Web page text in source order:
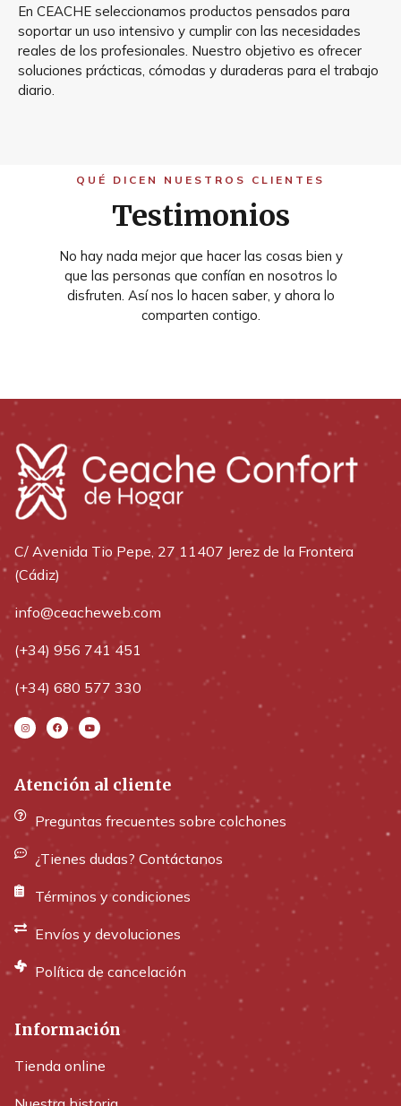
En CEACHE seleccionamos productos pensados para
soportar un uso intensivo y cumplir con las necesidades
reales de los profesionales. Nuestro objetivo es ofrecer
soluciones prácticas, cómodas y duraderas para el trabajo
diario.
QUÉ DICEN NUESTROS CLIENTES
Testimonios
No hay nada mejor que hacer las cosas bien y
que las personas que confían en nosotros lo
disfruten. Así nos lo hacen saber, y ahora lo
comparten contigo.
C/ Avenida Tio Pepe, 27 11407 Jerez de la Frontera
(Cádiz)
info@ceacheweb.com
(+34) 956 741 451
(+34) 680 577 330
Atención al cliente
Preguntas frecuentes sobre colchones
¿Tienes dudas? Contáctanos
Términos y condiciones
Envíos y devoluciones
Política de cancelación
Información
Tienda online